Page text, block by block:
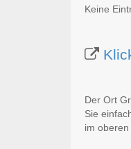
Keine
Der Ort
Sie
im